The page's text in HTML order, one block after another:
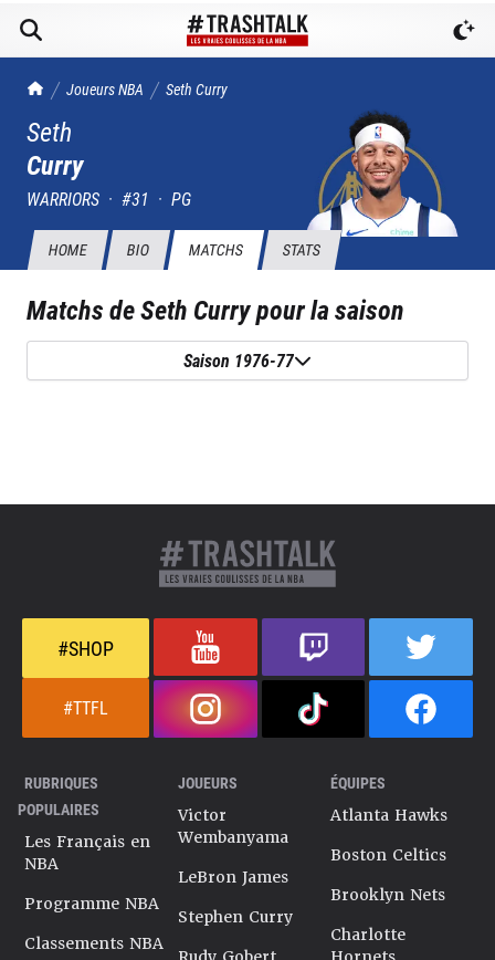
TrashTalk Actu NBA
Joueurs NBA Seth Curry
Seth
Curry
WARRIORS · #31 · PG
HOME BIO MATCHS STATS
Matchs deSeth Currypour la saison
Saison 1976-77
#SHOP
#TTFL
RUBRIQUES
POPULAIRES
Les Français en
NBA
Programme NBA
Classements NBA
JOUEURS
Victor
Wembanyama
LeBron James
Stephen Curry
ÉQUIPES
Atlanta Hawks
Boston Celtics
Brooklyn Nets
Charlotte